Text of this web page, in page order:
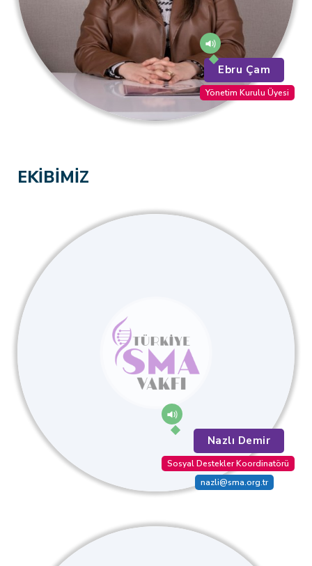
Ebru Çam
Yönetim Kurulu Üyesi
EKİBİMİZ
Nazlı Demir
Sosyal Destekler Koordinatörü
nazli@sma.org.tr